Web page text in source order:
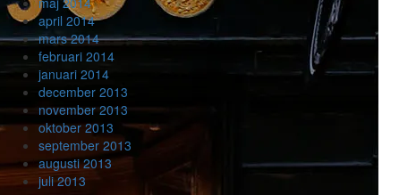
april 2014
mars 2014
februari 2014
januari 2014
december 2013
november 2013
oktober 2013
september 2013
augusti 2013
juli 2013